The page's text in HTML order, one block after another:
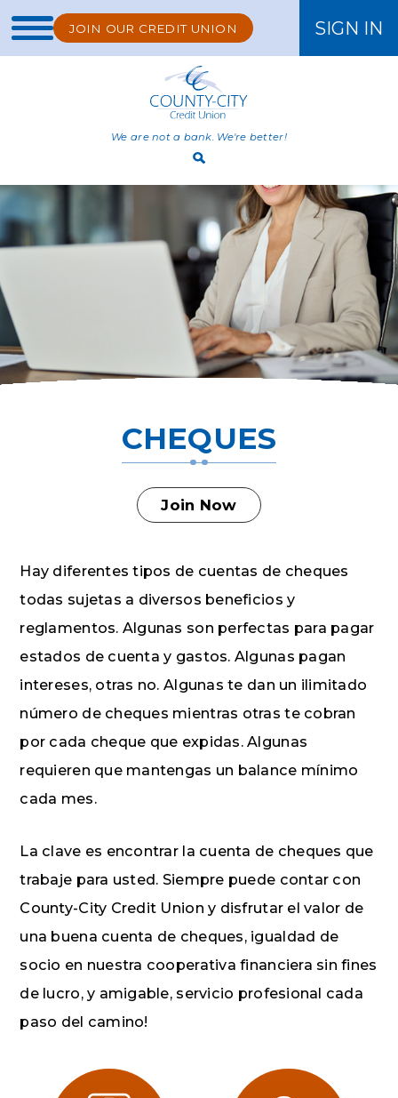
JOIN OUR CREDIT UNION SIGN IN
We are not a bank. We're better!
Open
Bar
ONLINE BANKING
CHEQUES
Join Now
Hay diferentes tipos de cuentas de cheques
todas sujetas a diversos beneficios y
reglamentos. Algunas son perfectas para pagar
estados de cuenta y gastos. Algunas pagan
intereses, otras no. Algunas te dan un ilimitado
número de cheques mientras otras te cobran
por cada cheque que expidas. Algunas
requieren que mantengas un balance mínimo
cada mes.
La clave es encontrar la cuenta de cheques que
trabaje para usted. Siempre puede contar con
County-City Credit Union y disfrutar el valor de
una buena cuenta de cheques, igualdad de
socio en nuestra cooperativa financiera sin fines
de lucro, y amigable, servicio profesional cada
paso del camino!